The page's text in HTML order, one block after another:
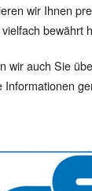
wir Ihnen
bewährt
wir auch Sie